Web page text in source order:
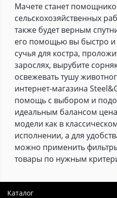
Мачете станет
сельскохозяйственных
также будет верным
его помощью вы быстро и
сучья для костра,
зарослях, вырубите
освежевать тушу
интернет-магазина
помощь с выбором и
идеальным балансом
модели как в
исполнении, а для
можно применить
товары по нужным
Каталог